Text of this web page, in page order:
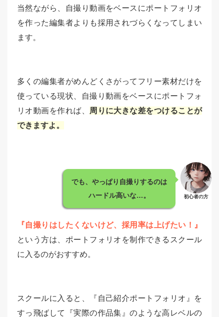
当然ながら、自撮り動画をベースにポートフォリオ
を作った編集者よりも採用されづらくなってしまい
ます。
多くの編集者がめんどくさがってフリー素材だけを
使っている現状、自撮り動画をベースにポートフォ
リオ動画を作れば、
周りに大きな差をつけることが
できますよ。
でも、やっぱり自撮りするのは
ハードル高いな…。
初心者の方
『自撮りはしたくないけど、採用率は上げたい！』
という方は、ポートフォリオを制作できるスクール
に入るのがおすすめ。
スクールに入ると、『自己紹介ポートフォリオ』を
すっ飛ばして『実際の作品集』のような高レベルの